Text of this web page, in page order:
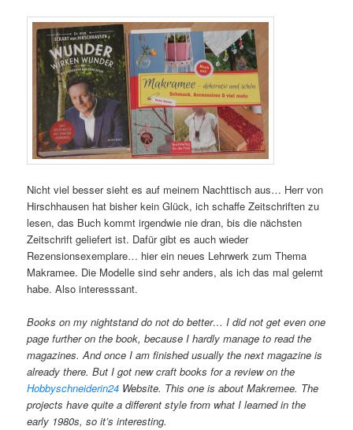
Nicht viel besser sieht es auf meinem Nachttisch aus… Herr von
Hirschhausen hat bisher kein Glück, ich schaffe Zeitschriften zu
lesen, das Buch kommt irgendwie nie dran, bis die nächsten
Zeitschrift geliefert ist. Dafür gibt es auch wieder
Rezensionsexemplare… hier ein neues Lehrwerk zum Thema
Makramee. Die Modelle sind sehr anders, als ich das mal gelernt
habe. Also interesssant.
Books on my nightstand do not do better… I did not get even one
page further on the book, because I hardly manage to read the
magazines. And once I am finished usually the next magazine is
already there. But I got new craft books for a review on the
Hobbyschneiderin24 Website. This one is about Makremee. The
projects have quite a different style from what I learned in the
early 1980s, so it’s interesting.